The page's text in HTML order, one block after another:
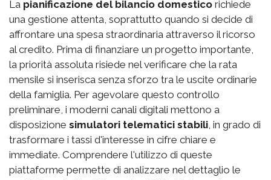
La pianificazione del bilancio domestico richiede
una gestione attenta, soprattutto quando si decide di
affrontare una spesa straordinaria attraverso il ricorso
al credito. Prima di finanziare un progetto importante,
la priorità assoluta risiede nel verificare che la rata
mensile si inserisca senza sforzo tra le uscite ordinarie
della famiglia. Per agevolare questo controllo
preliminare, i moderni canali digitali mettono a
disposizione simulatori telematici stabili , in grado di
trasformare i tassi d'interesse in cifre chiare e
immediate. Comprendere l'utilizzo di queste
piattaforme permette di analizzare nel dettaglio le